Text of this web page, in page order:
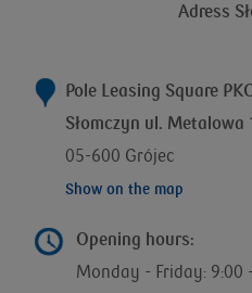
Adress
Pole Leasing Square
Słomczyn ul. Metalowa
05-600 Grójec
Show on the map
Opening hours:
Monday - Friday: 9:00